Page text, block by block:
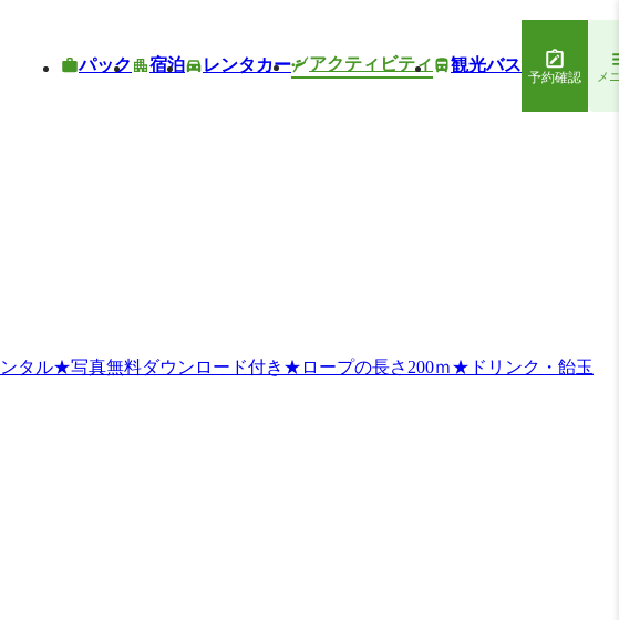
パック 宿泊 レンタカー アクティビティ 観光バス
予約確認 メ
タル★写真無料ダウンロード付き★ロープの長さ200ｍ★ドリンク・飴玉